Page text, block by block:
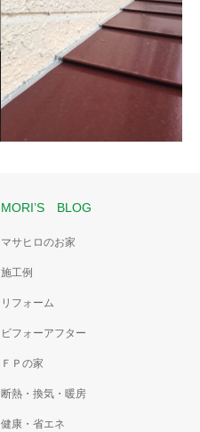
全面の断熱化工事
フルリノベーション
雨漏り診断は雨が降った日で
ないとだめです。
MORI’S BLOG
マサヒロのお家
施工例
リフォーム
ビフォーアフター
ＦＰの家
断熱・換気・暖房
健康・省エネ